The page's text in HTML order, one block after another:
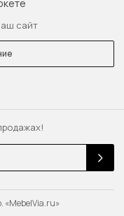
сайт
«MebelVia.ru»